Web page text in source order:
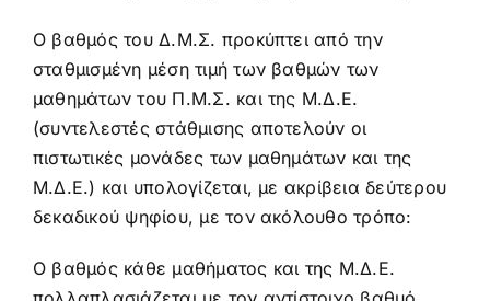
Ο βαθμός του Δ.Μ.Σ. προκύπτει από την
σταθμισμένη μέση τιμή των βαθμών των
μαθημάτων του Π.Μ.Σ. και της Μ.Δ.Ε.
(συντελεστές στάθμισης αποτελούν οι
πιστωτικές μονάδες των μαθημάτων και της
Μ.Δ.Ε.) και υπολογίζεται, με ακρίβεια δεύτερου
δεκαδικού ψηφίου, με τον ακόλουθο τρόπο:
Ο βαθμός κάθε μαθήματος και της Μ.Δ.Ε.